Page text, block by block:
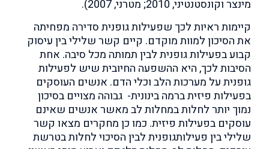
מינצר וקונסטנטיני, 2010; מטרני, 2007).
קיימות ראיות לכך שפעילות גופנית סדירה מפחיתה
את הסיכון למוות מוקדם. קיים קשר שלילי בין עיסוק
קבוע בפעילות גופנית לבין תמותה מכל סיבה. אחת
הסיבות לכך, היא ההשפעה החיובית שיש לפעילות
גופנית על מערכות הלב וכלי הדם. אנשים העוסקים
בפעילות פיזית ברמה בינונית- גבוהה מצויים בסיכון
נמוך יותר לחלות במחלות לב מאשר אנשים שאינם
עוסקים בפעילות פיזית. כמו כן מחקרים מצאו קשר
שלילי בין פעילותגופנית לבין הסיכוי לחלות בטרשת